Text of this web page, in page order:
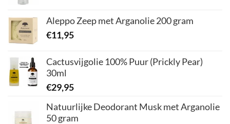
Aleppo Zeep met Arganolie 200 gram
€11,95
Cactusvijgolie 100% Puur (Prickly Pear)
30ml
€29,95
Natuurlijke Deodorant Musk met Arganolie
50 gram